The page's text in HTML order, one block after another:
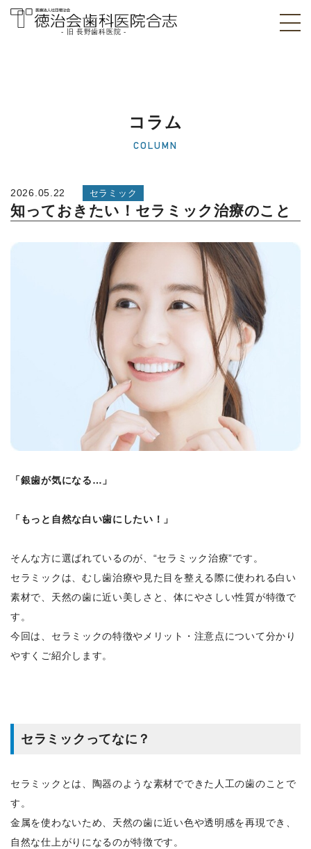
医院]｜熊本県合志
- 旧 長野歯科医院 -
コラム
COLUMN
2026.05.22 セラミック
知っておきたい！セラミック治療のこと
「銀歯が気になる…」
「もっと自然な白い歯にしたい！」
そんな方に選ばれているのが、“セラミック治療”です。
セラミックは、むし歯治療や見た目を整える際に使われる白い
素材で、天然の歯に近い美しさと、体にやさしい性質が特徴で
す。
今回は、セラミックの特徴やメリット・注意点について分かり
やすくご紹介します。
セラミックってなに？
セラミックとは、陶器のような素材でできた人工の歯のことで
す。
金属を使わないため、天然の歯に近い色や透明感を再現でき、
自然な仕上がりになるのが特徴です。